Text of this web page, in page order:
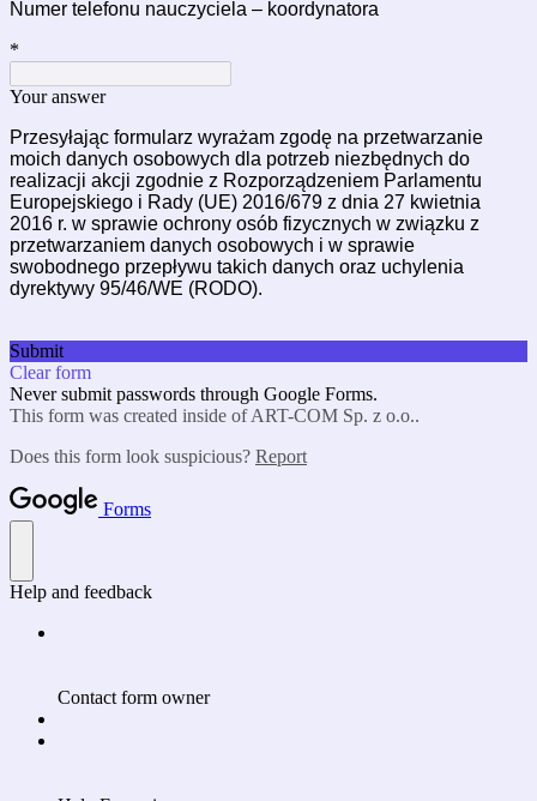
Numer telefonu nauczyciela – koordynatora
*
Your answer
Przesyłając formularz wyrażam zgodę na przetwarzanie
moich danych osobowych dla potrzeb niezbędnych do
realizacji akcji zgodnie z Rozporządzeniem Parlamentu
Europejskiego i Rady (UE) 2016/679 z dnia 27 kwietnia
2016 r. w sprawie ochrony osób fizycznych w związku z
przetwarzaniem danych osobowych i w sprawie
swobodnego przepływu takich danych oraz uchylenia
dyrektywy 95/46/WE (RODO).
Submit
Clear form
Never submit passwords through Google Forms.
This form was created inside of ART-COM Sp. z o.o..
Does this form look suspicious? Report
Forms
Help and feedback
Contact form owner